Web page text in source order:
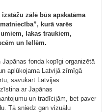
zālē būs apskatāma
kurā varēs
lakas traukiem,
un lellēm.
fonda kopīgi organizētā
aplūkojama Latvijā zīmīgā
savukārt Latvijas
ar Japānas
un tradīcijām, bet paver
Tā sniedz gan vizuālu